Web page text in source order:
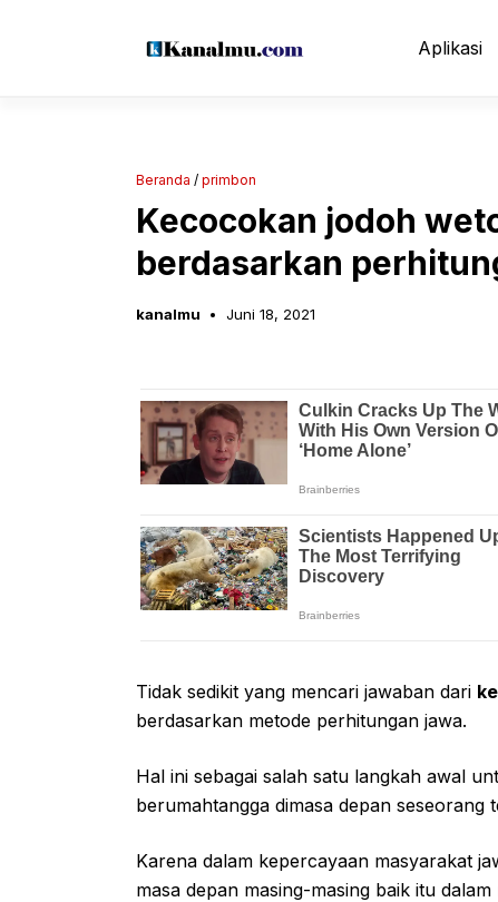
Aplikasi
Beranda / primbon
Kecocokan jodoh
berdasarkan
kanalmu Juni 18, 2021
Tidak sedikit yang mencari jawaban dari
berdasarkan metode perhitungan jawa.
Hal ini sebagai salah satu langkah awal
berumahtangga dimasa depan seseorang
Karena dalam kepercayaan masyarakat
masa depan masing-masing baik itu